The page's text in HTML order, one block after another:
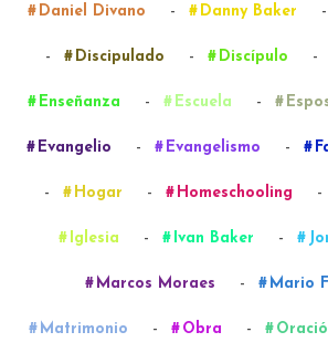
Daniel Divano - Danny Baker -
- Discipulado - Discípulo -
Enseñanza - Escuela -
Evangelio - Evangelismo -
- Hogar - Homeschooling -
Iglesia - Ivan Baker -
Marcos Moraes - Mario
Matrimonio - Obra -